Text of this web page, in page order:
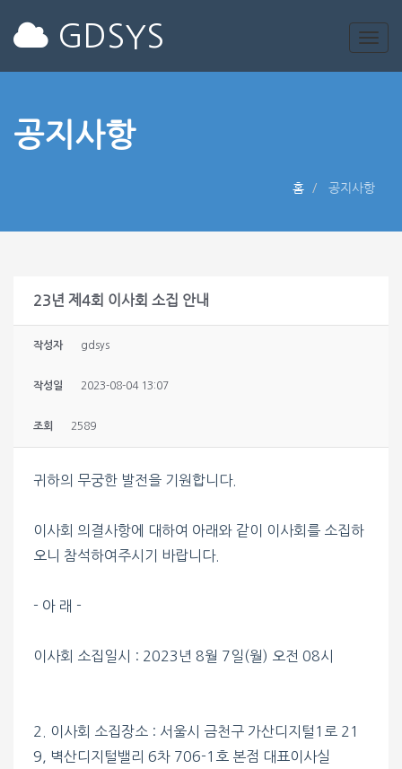
GDSYS
공지사항
홈 공지사항
23년 제4회 이사회 소집 안내
작성자 gdsys
작성일 2023-08-04 13:07
조회 2589
귀하의 무궁한 발전을 기원합니다.
이사회 의결사항에 대하여 아래와 같이 이사회를 소집하
오니 참석하여주시기 바랍니다.
- 아 래 -
이사회 소집일시 : 2023년 8월 7일(월) 오전 08시
2. 이사회 소집장소 : 서울시 금천구 가산디지털1로 21
9, 벽산디지털밸리 6차 706-1호 본점 대표이사실